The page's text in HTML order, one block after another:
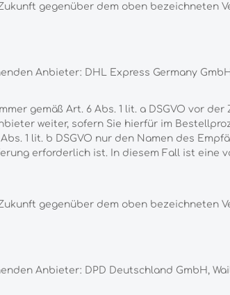
gegenüber dem oben bezeichneten
Anbieter: DHL Express Germany
gemäß Art. 6 Abs. 1 lit. a DSGVO vor
weiter, sofern Sie hierfür im
1 lit. b DSGVO nur den Namen des
erforderlich ist. In diesem Fall ist
gegenüber dem oben bezeichneten
Anbieter: DPD Deutschland GmbH,